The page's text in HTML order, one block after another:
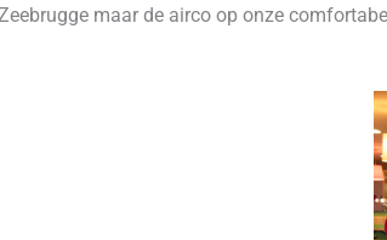
maar de airco op onze